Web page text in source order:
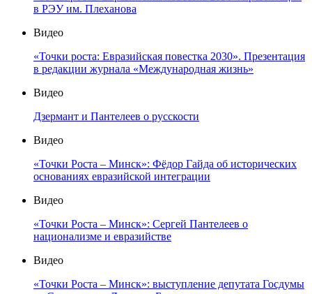
в РЭУ им. Плеханова
Видео
«Точки роста: Евразийская повестка 2030». Презентация
в редакции журнала «Международная жизнь»
Видео
Дзермант и Пантелеев о русскости
Видео
«Точки Роста – Минск»: Фёдор Гайда об исторических
основаниях евразийской интеграции
Видео
«Точки Роста – Минск»: Сергей Пантелеев о
национализме и евразийстве
Видео
«Точки Роста – Минск»: выступление депутата Госдумы